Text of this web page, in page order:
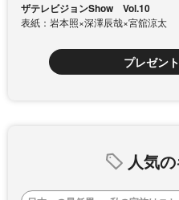
ザテレビジョンShow Vol.10
表紙：岩本照×深澤辰哉×宮舘涼太
プレゼン
人気